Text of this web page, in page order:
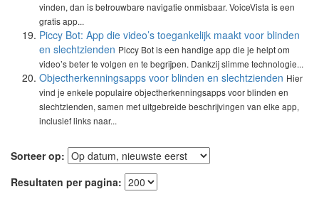
vinden, dan is betrouwbare navigatie onmisbaar. VoiceVista is een
gratis app...
Piccy Bot: App die video’s toegankelijk maakt voor blinden
en slechtzienden Piccy Bot is een handige app die je helpt om
video’s beter te volgen en te begrijpen. Dankzij slimme technologie...
Objectherkenningsapps voor blinden en slechtzienden Hier
vind je enkele populaire objectherkenningsapps voor blinden en
slechtzienden, samen met uitgebreide beschrijvingen van elke app,
inclusief links naar...
Sorteer op:
Resultaten per pagina: